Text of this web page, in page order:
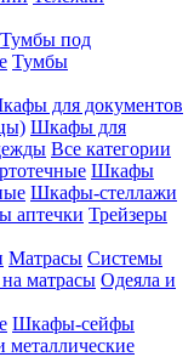
Тумбы под
Тумбы
для документов
Шкафы для
Все категории
Шкафы
Шкафы-стеллажи
аптечки Трейзеры
Матрасы Системы
матрасы Одеяла и
Шкафы-сейфы
металлические